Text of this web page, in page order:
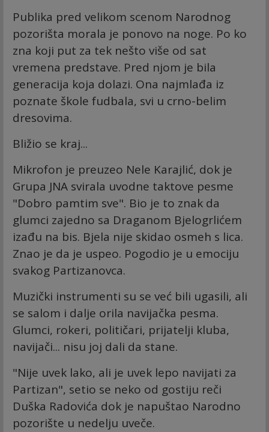
Publika pred velikom scenom Narodnog
pozorišta morala je ponovo na noge. Po ko
zna koji put za tek nešto više od sat
vremena predstave. Pred njom je bila
generacija koja dolazi. Ona najmlađa iz
poznate škole fudbala, svi u crno-belim
dresovima.
Bližio se kraj...
Mikrofon je preuzeo Nele Karajlić, dok je
Grupa JNA svirala uvodne taktove pesme
"Dobro pamtim sve". Bio je to znak da
glumci zajedno sa Draganom Bjelogrlićem
izađu na bis. Bjela nije skidao osmeh s lica.
Znao je da je uspeo. Pogodio je u emociju
svakog Partizanovca.
Muzički instrumenti su se već bili ugasili, ali
se salom i dalje orila navijačka pesma.
Glumci, rokeri, političari, prijatelji kluba,
navijači... nisu joj dali da stane.
"Nije uvek lako, ali je uvek lepo navijati za
Partizan", setio se neko od gostiju reči
Duška Radovića dok je napuštao Narodno
pozorište u nedelju uveče.